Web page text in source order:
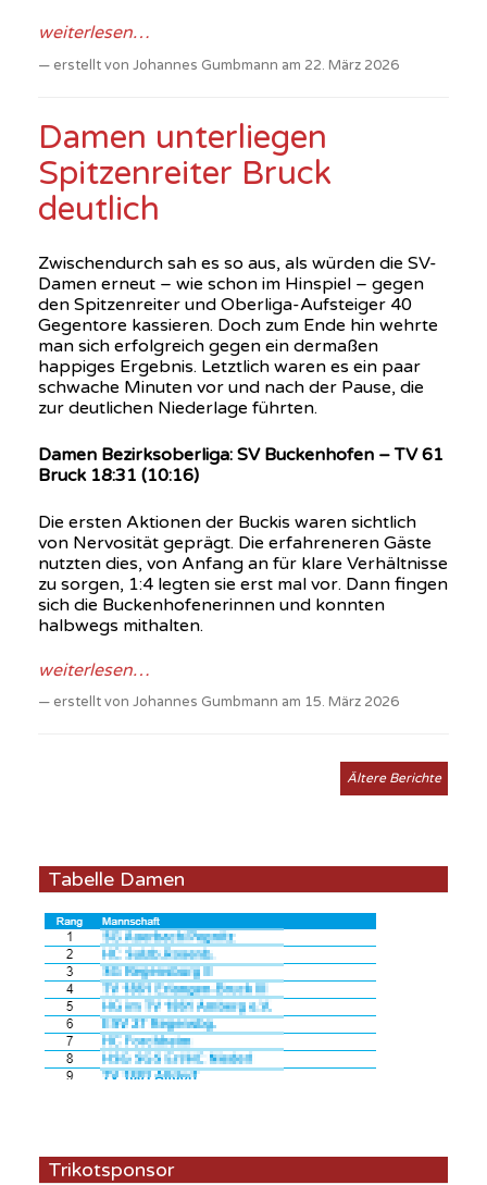
weiterlesen…
erstellt von Johannes Gumbmann am 22. März 2026
Damen unterliegen
Spitzenreiter Bruck
deutlich
Zwischendurch sah es so aus, als würden die SV-
Damen erneut – wie schon im Hinspiel – gegen
den Spitzenreiter und Oberliga-Aufsteiger 40
Gegentore kassieren. Doch zum Ende hin wehrte
man sich erfolgreich gegen ein dermaßen
happiges Ergebnis. Letztlich waren es ein paar
schwache Minuten vor und nach der Pause, die
zur deutlichen Niederlage führten.
Damen Bezirksoberliga: SV Buckenhofen – TV 61
Bruck 18:31 (10:16)
Die ersten Aktionen der Buckis waren sichtlich
von Nervosität geprägt. Die erfahreneren Gäste
nutzten dies, von Anfang an für klare Verhältnisse
zu sorgen, 1:4 legten sie erst mal vor. Dann fingen
sich die Buckenhofenerinnen und konnten
halbwegs mithalten.
weiterlesen…
erstellt von Johannes Gumbmann am 15. März 2026
Ältere Berichte
Tabelle Damen
Trikotsponsor